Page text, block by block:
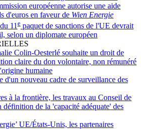
européenne autorise une aide
d'euros en faveur de Wien Energie
11e paquet de sanctions de l'UE devrait
selon un diplomate européen
Colin-Oesterlé souhaite un droit de
claire du don volontaire, non rémunéré
humaine
d'un nouveau cadre de surveillance des
à la frontière, les travaux au Conseil de
de la 'capacité adéquate' des
UE/États-Unis, les partenaires